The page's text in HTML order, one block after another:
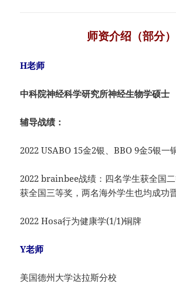
师资介绍（部分）
H老师
中科院神经科学研究所神经生物学硕士
辅导战绩：
2022 USABO 15金2银、BBO 9金5银一
2022 brainbee战绩：四名学生获全国
获全国三等奖，两名海外学生也均成功
2022 Hosa行为健康学(1/1)铜牌
Y老师
美国德州大学达拉斯分校